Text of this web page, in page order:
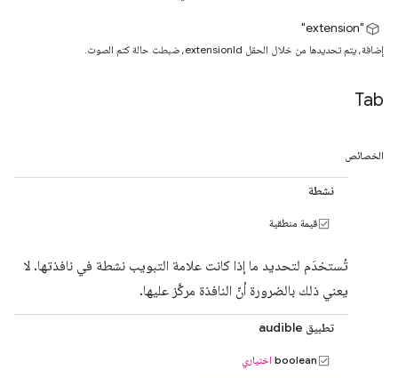
"extension"
إضافة، يتم تحديدها من خلال الحقل extensionId، ضبطت حالة كتم الصوت.
Tab
الخصائص
نشطة
قيمة منطقية
تُستخدَم لتحديد ما إذا كانت علامة التبويب نشطة في نافذتها. لا
يعني ذلك بالضرورة أنّ النافذة مركَّز عليها.
تطبيق audible
boolean اختياري